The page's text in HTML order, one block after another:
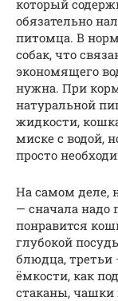
который
обязательно
питомца. В
собак, что
экономящего
нужна. При
натуральной
жидкости,
миске с водой,
просто
На самом деле,
— сначала надо
понравится
глубокой
блюдца, третьи
ёмкости, как
стаканы,